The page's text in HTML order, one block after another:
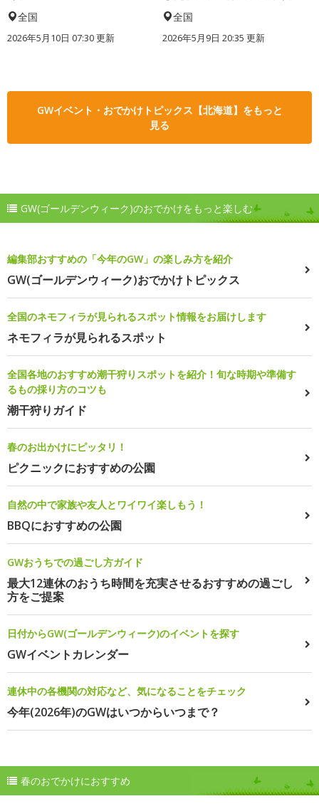
全国
2026年5月10日 07:30 更新
全国
2026年5月9日 20:35 更新
GWイベント・おでかけトピックス【北海道】をもっと
見る
GW(ゴールデンウィーク)のおでかけをもっと楽しむ
編集部おすすめの「今年のGW」の楽しみ方を紹介
GW(ゴールデンウィーク)おでかけトピックス
全国のネモフィラが見られるスポット情報をお届けします
ネモフィラが見られるスポット
全国各地のおすすめ潮干狩りスポットを紹介！旬な時期や準備す
るもの採り方のコツも
潮干狩りガイド
春のお出かけにピッタリ！
ピクニックにおすすめの公園
自然の中で家族や友人とワイワイ楽しもう！
BBQにおすすめの公園
GWおうちでの過ごし方ガイド
最大12連休のおうち時間を充実させるおすすめの過ごし
方をご提案
日付からGW(ゴールデンウィーク)のイベントを探す
GWイベントカレンダー
連休中の各機関の対応など、気になることをチェック
今年(2026年)のGWはいつからいつまで？
春のおでかけにおすすめ